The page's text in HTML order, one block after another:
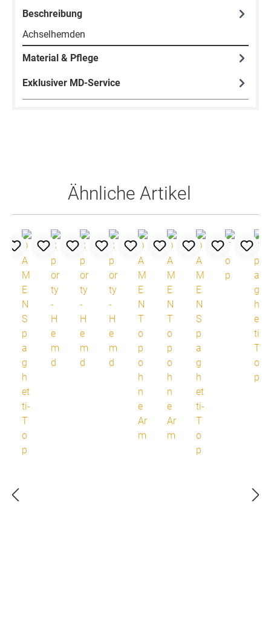
Beschreibung
Achselhemden
Material & Pflege
Exklusiver MD-Service
Ähnliche Artikel